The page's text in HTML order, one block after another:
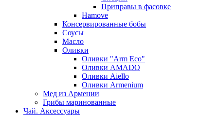
Приправы в фасовке
Hamove
Консервированные бобы
Соусы
Масло
Оливки
Оливки "Arm Eco"
Оливки AMADO
Оливки Aiello
Оливки Armenium
Мед из Армении
Грибы маринованные
Чай. Аксессуары